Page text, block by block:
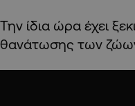
Την ίδια ώρα έχει
θανάτωσης των